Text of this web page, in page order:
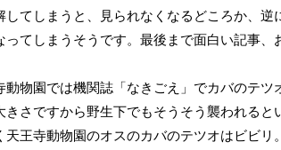
してしまうと、見られなくなるどころか、逆
ってしまうそうです。最後まで面白い記事、
物園では機関誌「なきごえ」でカバのテツ
きさですから野生下でもそうそう襲われると
天王寺動物園のオスのカバのテツオはビビリ